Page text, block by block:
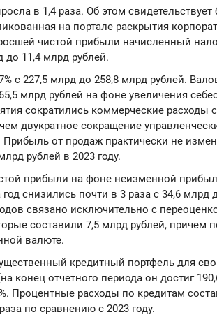
в 1,4 раза. Об этом свидетельствует
на портале раскрытия
чистой прибыли начисленный
до 11,4 млрд рублей.
с 227,5 млрд до 258,8 млрд рублей.
млрд рублей на фоне увеличения
сократились коммерческие расходы
двукратное сокращение
от продаж практически не
рублей в 2023 году.
прибыли на фоне неизменной
снизились почти в 3 раза с 34,6 млрд
связано исключительно с
составили 7,5 млрд рублей, причем
валюте.
кредитный портфель для
конец отчетного периода он достиг
Процентные расходы по кредитам
по сравнению с 2023 году.